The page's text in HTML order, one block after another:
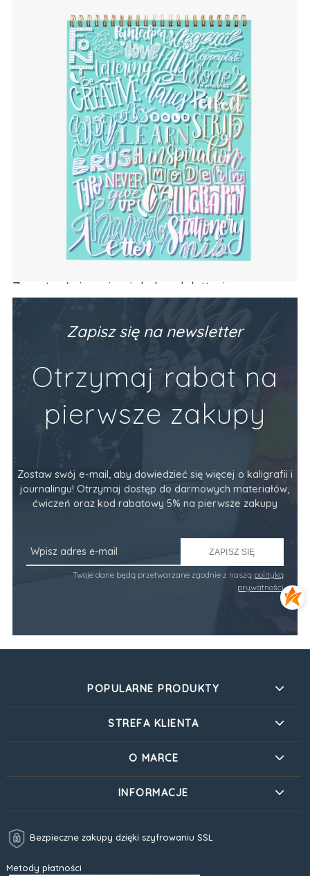
Zeszyt z ćwiczeniami do brush letteringu
PODSTAWY (alfabet, codzienne frazy)
Zapisz się na newsletter
Otrzymaj rabat na
pierwsze zakupy
Zostaw swój e-mail, aby dowiedzieć się więcej o kaligrafii i
journalingu! Otrzymaj dostęp do darmowych materiałów,
ćwiczeń oraz kod rabatowy 5% na pierwsze zakupy
ZAPISZ SIĘ
Twoje dane będą przetwarzane zgodnie z naszą polityką
prywatności
POPULARNE PRODUKTY
STREFA KLIENTA
O MARCE
INFORMACJE
Bezpieczne zakupy dzięki szyfrowaniu SSL
Metody płatności